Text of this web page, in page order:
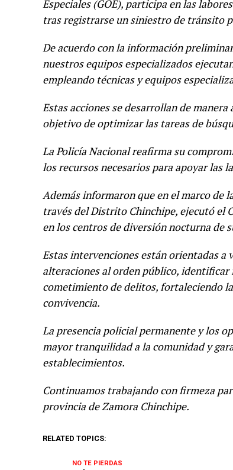
Especiales (GOE), participa en las
tras registrarse un siniestro de tránsito
De acuerdo con la información
nuestros equipos especializados
empleando técnicas y equipos
Estas acciones se desarrollan de
objetivo de optimizar las tareas de
La Policía Nacional reafirma su
los recursos necesarios para apoyar las
Además informaron que en el marco de
través del Distrito Chinchipe, ejecutó el
en los centros de diversión nocturna de
Estas intervenciones están orientadas
alteraciones al orden público,
cometimiento de delitos, fortaleciendo
convivencia.
La presencia policial permanente y los
mayor tranquilidad a la comunidad y
establecimientos.
Continuamos trabajando con firmeza
provincia de Zamora Chinchipe.
RELATED TOPICS:
NO TE PIERDAS